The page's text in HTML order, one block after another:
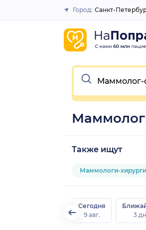
Закрыть
Город: Санкт-
Очистить
Также ищут
Маммологи-хирурги
Сегодня
9 авг.
3